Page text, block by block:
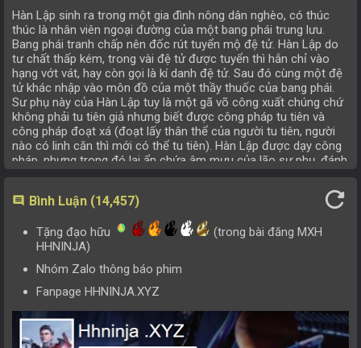
Tập 147
Tập 146
Tập 145
Tập 144
Tập 143
Tập 142
Tập 141
Tập 140
Tập 139
Tập 138
Tập 137
Tập 136
Tập 135
Tập 134
Tập 133
Tập 132
Tập 131
Tập 130
Tập 129
Tập 128
Tập 127
Tập 126
Tập 114
Tập 111
Tập 110
Tập 105
Tập 104
Tập 103
Tập 102
Hàn Lập sinh ra trong một gia đình nông dân nghèo, có thúc
thúc là nhân viên ngoại đường của một bang phái trung lưu.
Bang phái tranh chấp nên đốc rút tuyển mộ đệ tử. Hàn Lập do
tư chất thấp kém, trong vài đệ tử được tuyển thì hắn chỉ vào
hạng vớt vát, hay còn gọi là kí danh đệ tử. Sau đó cùng một đệ
tử khác nhập vào môn đồ của một thầy thuốc của bang phái.
Sư phụ này của Hàn Lập tuy là một gã võ công xuất chúng chứ
không phải tu tiên giả nhưng biết được công pháp tu tiên và
công pháp đoạt xá (đoạt lấy thân thể của người tu tiên, người
nào có linh căn thì mới có thể tu tiên). Hàn Lập được dạy công
pháp, nhưng trong đó lại ẩn chứa âm mưu của lão sư phụ, đánh
nhau chết sống chủ yếu bằng trí tuệ mới vớt được cái mạng
nhỏ. Bước vào giới tu tiên mới nhận ra mình thuộc loại tư chất
cực kém. Nhưng bằng vào sự cẩn thận, luôn luôn suy nghĩ nên
dần dần sinh sống và phát triển trong thế giới nhược nhục
cường thực.
Main: Hàn Lập
Vợ: Nam Cung Uyển
- Cấp Độ Tu Vi:
Luyện Khí Kỳ
comment Bình Luận (14,457) refresh
Tặng đạo hữu
(trong bài đăng MXH
HHNINJA)
Nhóm Zalo thông báo phim
Fanpage HHNINJA.XYZ